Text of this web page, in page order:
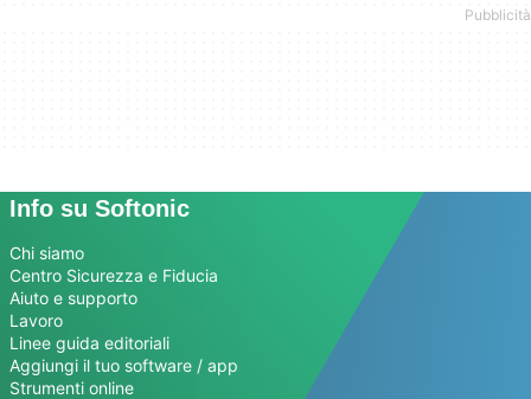
Info su Softonic
Chi siamo
Centro Sicurezza e Fiducia
Aiuto e supporto
Lavoro
Linee guida editoriali
Aggiungi il tuo software / app
Strumenti online